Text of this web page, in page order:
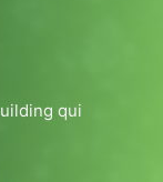
qui